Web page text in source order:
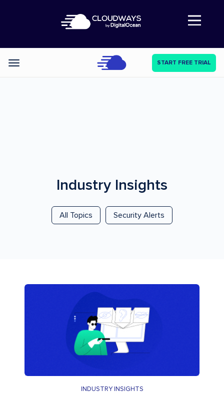
Abre a navegação
Categories START FREE TRIAL
Industry Insights
All Topics Security Alerts
INDUSTRY INSIGHTS